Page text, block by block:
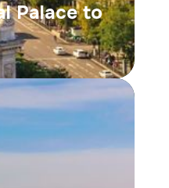
Palace to
Palace to